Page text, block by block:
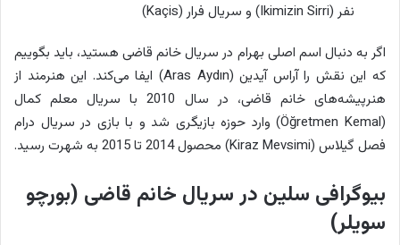
نفر (Ikimizin Sirri) و سریال فرار (Kaçis)
اگر به دنبال اسم اصلی بهرام در سریال خانم قاضی هستید، باید بگوییم
که این نقش را آراس آیدین (Aras Aydın) ایفا می‌کند. این هنرمند از
هنرپیشه‌های خانم قاضی، در سال 2010 با سریال معلم کمال
(Öğretmen Kemal) وارد حوزه بازیگری شد و با بازی در سریال درام
فصل گیلاس (Kiraz Mevsimi) محصول 2014 تا 2015 به شهرت رسید.
بیوگرافی سلین در سریال خانم قاضی (بورچو
سویلر)